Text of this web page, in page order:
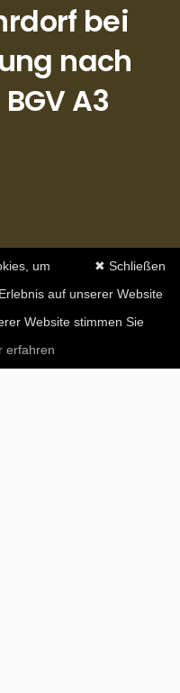
bei
nach
A3
✖ Schließen
um
auf unserer Website
Website stimmen Sie
erfahren